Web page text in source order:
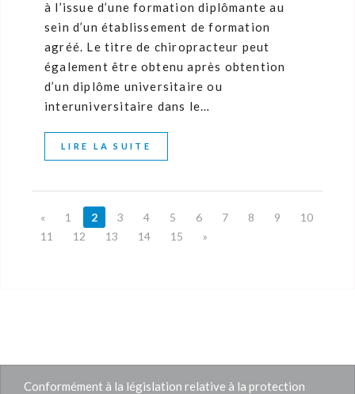
à l’issue d’une formation diplômante au
sein d’un établissement de formation
agréé. Le titre de chiropracteur peut
également être obtenu après obtention
d’un diplôme universitaire ou
interuniversitaire dans le…
LIRE LA SUITE
« 1 2 3 4 5 6 7 8 9
10
11
12 13 14 15 »
Conformément à la législation relative à la protection